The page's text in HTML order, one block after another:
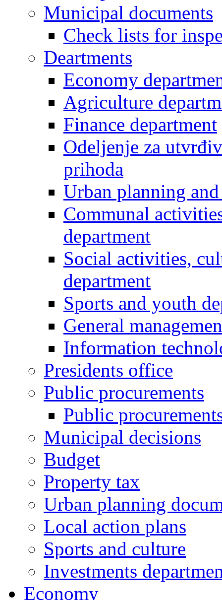
Municipal documents
Check lists for
Deartments
Economy
Agriculture
Finance department
Odeljenje za
prihoda
Urban planning
Communal
department
Social activities,
department
Sports and youth
General
Information
Presidents office
Public procurements
Public
Municipal decisions
Budget
Property tax
Urban planning
Local action plans
Sports and culture
Investments
Economy